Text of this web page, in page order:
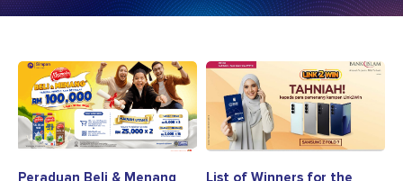
Peraduan Beli & Menang
List of Winners for the